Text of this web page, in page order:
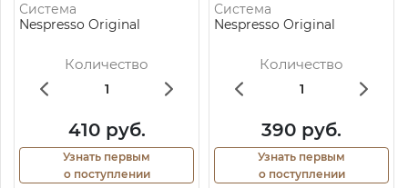
Система
Nespresso Original
Количество
410 руб.
Узнать первым
о поступлении
Система
Nespresso Original
Количество
390 руб.
Узнать первым
о поступлении